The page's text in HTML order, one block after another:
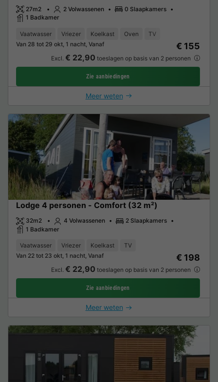
27m2 2 Volwassenen
0 Slaapkamers
1 Badkamer
Vaatwasser Vriezer Koelkast Oven
TV
Van 28 tot 29 okt, 1 nacht, Vanaf
€ 155
Excl. € 22,90 toeslagen op basis van 2 personen
Zie aanbiedingen
Meer weten
Lodge 4 personen - Comfort (32 m²)
32m2 4 Volwassenen
2 Slaapkamers
1 Badkamer
Vaatwasser Vriezer Koelkast
TV
Van 22 tot 23 okt, 1 nacht, Vanaf
€ 198
Excl. € 22,90 toeslagen op basis van 2 personen
Zie aanbiedingen
Meer weten